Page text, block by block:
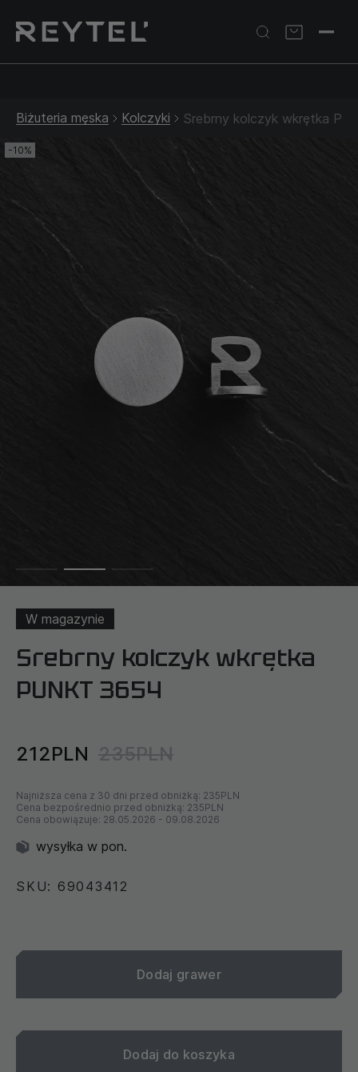
Złota biżuteria: –30% | Do 31.08
Biżuteria męska Kolczyki Srebrny kolczyk wkrętka
-10%
W magazynie
Srebrny kolczyk wkrętka
PUNKT 3654
212PLN 235PLN
Najniższa cena z 30 dni przed obniżką: 235PLN
Cena bezpośrednio przed obniżką: 235PLN
Cena obowiązuje: 28.05.2026 - 09.08.2026
wysyłka w pon.
SKU: 69043412
Dodaj grawer
Dodaj do koszyka